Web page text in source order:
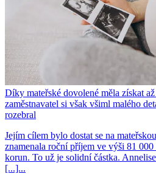
Díky mateřské dovolené měla získat
zaměstnavatel si však všiml malého
rozebral
Jejím cílem bylo dostat se na
znamenala roční příjem ve výši 81
korun. To už je solidní částka.
[...]...